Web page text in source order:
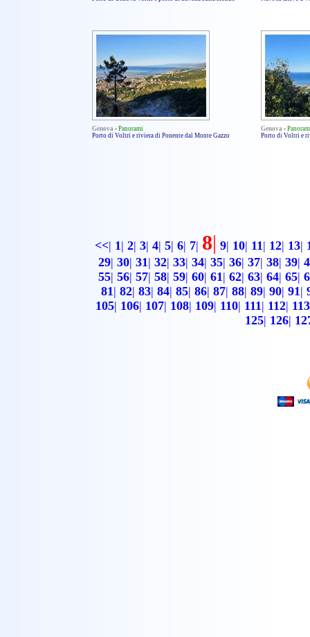
Genova - Panorami
Porto di Voltri e riviera di Ponente dal Monte Gazzo
Genova -
Porto di Voltri e
<<| 1| 2| 3| 4| 5| 6| 7| 8| 9| 10| 11| 12| 13|
29| 30| 31| 32| 33| 34| 35| 36| 37| 38| 39|
55| 56| 57| 58| 59| 60| 61| 62| 63| 64| 65|
81| 82| 83| 84| 85| 86| 87| 88| 89| 90| 91|
105| 106| 107| 108| 109| 110| 111| 112| 113
125| 126|